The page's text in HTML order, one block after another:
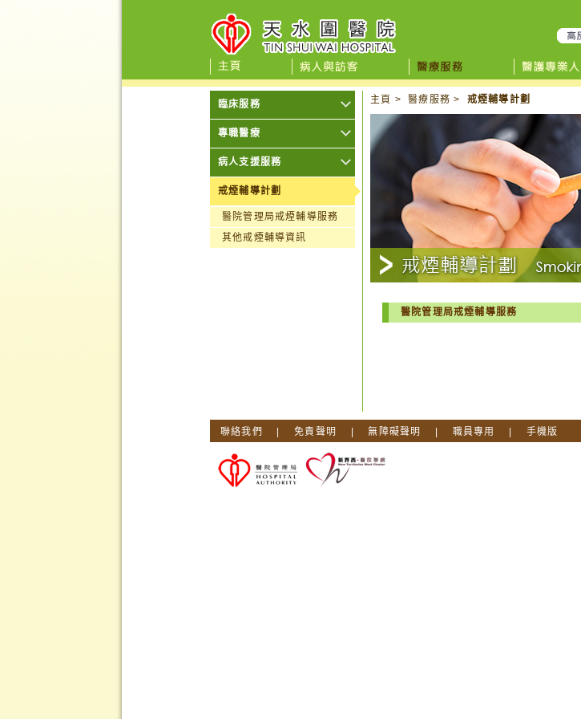
臨床服務
專職醫療
病人支援服務
戒煙輔導計劃
醫院管理局戒煙輔導服務
其他戒煙輔導資訊
主頁 >醫療服務 > 戒煙輔導計劃
醫院管理局戒煙輔導服務
聯絡我們 免責聲明 無障礙聲明 職員專用 手機版